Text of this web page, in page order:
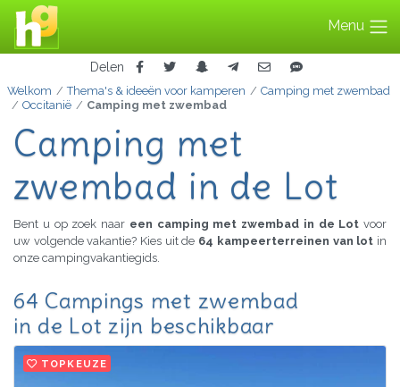
Menu
Delen
Welkom Thema's & ideeën voor kamperen
Camping met zwembad
Occitanië
Camping met zwembad
Camping met
zwembad in de Lot
Bent u op zoek naar een camping met zwembad in de Lot voor
uw volgende vakantie? Kies uit de 64 kampeerterreinen van lot in
onze campingvakantiegids.
64 Campings met zwembad
in de Lot zijn beschikbaar
TOPKEUZE